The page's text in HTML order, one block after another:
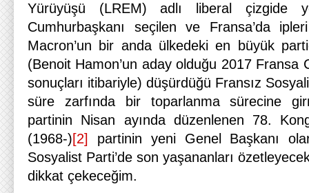
Yürüyüşü (LREM) adlı liberal çizgide
Cumhurbaşkanı seçilen ve Fransa’da
Macron’un bir anda ülkedeki en büyük
(Benoit Hamon’un aday olduğu 2017 Fransa
sonuçları itibariyle) düşürdüğü Fransız
süre zarfında bir toparlanma sürecine
partinin Nisan ayında düzenlenen 78.
(1968-)[2]
partinin yeni Genel Başkanı
Sosyalist Parti’de son yaşananları
dikkat çekeceğim.